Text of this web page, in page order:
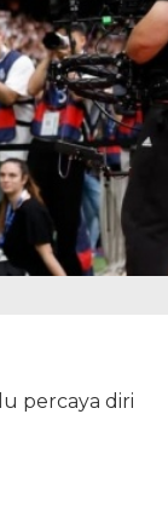
percaya diri